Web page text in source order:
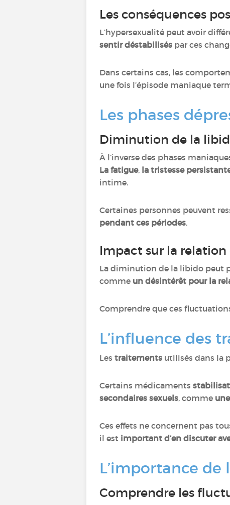
Les conséquences
L’hypersexualité peut avoir
sentir déstabilisés par ces
Dans certains cas, les
une fois l’épisode maniaque
Les phases
Diminution de la
À l’inverse des phases
La fatigue, la tristesse
intime.
Certaines personnes peuvent
pendant ces périodes.
Impact sur la relation
La diminution de la libido peut
comme un désintérêt pour la
Comprendre que ces
L’influence des
Les traitements utilisés dans la
Certains médicaments
secondaires sexuels, comme
Ces effets ne concernent pas
il est important d’en discuter
L’importance
Comprendre les